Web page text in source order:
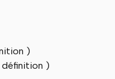
)
définition )